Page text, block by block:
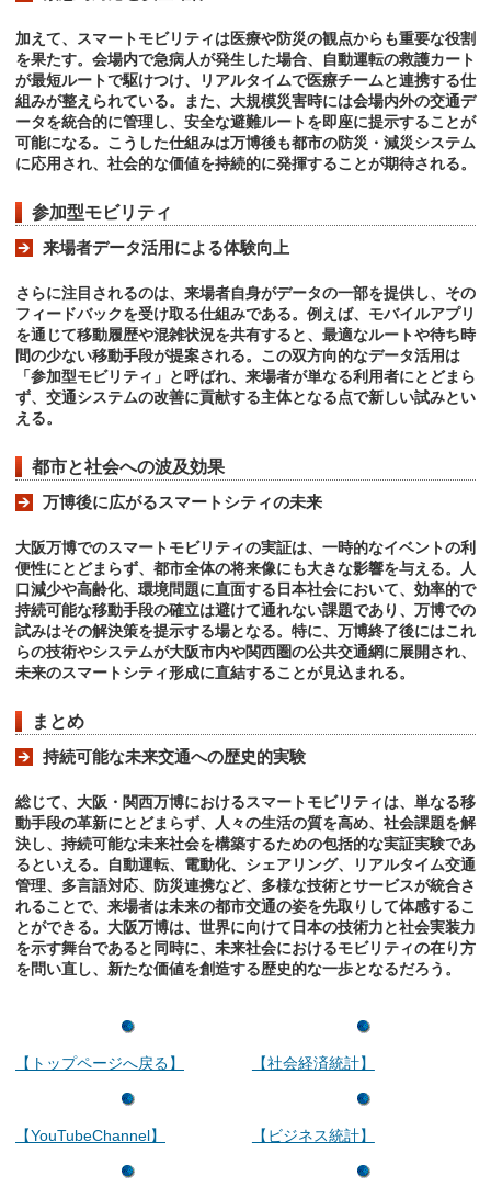
加えて、スマートモビリティは医療や防災の観点からも重要な役割
を果たす。会場内で急病人が発生した場合、自動運転の救護カート
が最短ルートで駆けつけ、リアルタイムで医療チームと連携する仕
組みが整えられている。また、大規模災害時には会場内外の交通デ
ータを統合的に管理し、安全な避難ルートを即座に提示することが
可能になる。こうした仕組みは万博後も都市の防災・減災システム
に応用され、社会的な価値を持続的に発揮することが期待される。
参加型モビリティ
来場者データ活用による体験向上
さらに注目されるのは、来場者自身がデータの一部を提供し、その
フィードバックを受け取る仕組みである。例えば、モバイルアプリ
を通じて移動履歴や混雑状況を共有すると、最適なルートや待ち時
間の少ない移動手段が提案される。この双方向的なデータ活用は
「参加型モビリティ」と呼ばれ、来場者が単なる利用者にとどまら
ず、交通システムの改善に貢献する主体となる点で新しい試みとい
える。
都市と社会への波及効果
万博後に広がるスマートシティの未来
大阪万博でのスマートモビリティの実証は、一時的なイベントの利
便性にとどまらず、都市全体の将来像にも大きな影響を与える。人
口減少や高齢化、環境問題に直面する日本社会において、効率的で
持続可能な移動手段の確立は避けて通れない課題であり、万博での
試みはその解決策を提示する場となる。特に、万博終了後にはこれ
らの技術やシステムが大阪市内や関西圏の公共交通網に展開され、
未来のスマートシティ形成に直結することが見込まれる。
まとめ
持続可能な未来交通への歴史的実験
総じて、大阪・関西万博におけるスマートモビリティは、単なる移
動手段の革新にとどまらず、人々の生活の質を高め、社会課題を解
決し、持続可能な未来社会を構築するための包括的な実証実験であ
るといえる。自動運転、電動化、シェアリング、リアルタイム交通
管理、多言語対応、防災連携など、多様な技術とサービスが統合さ
れることで、来場者は未来の都市交通の姿を先取りして体感するこ
とができる。大阪万博は、世界に向けて日本の技術力と社会実装力
を示す舞台であると同時に、未来社会におけるモビリティの在り方
を問い直し、新たな価値を創造する歴史的な一歩となるだろう。
【トップページへ戻る】
【YouTubeChannel】
【社会経済統計】
【ビジネス統計】